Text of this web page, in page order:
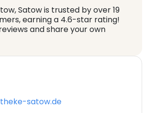
Satow is trusted by over 19
earning a 4.6-star rating!
and share your own
satow.de